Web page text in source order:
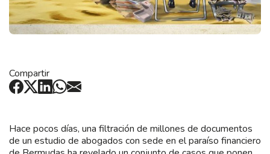
Compartir
Hace pocos días, una filtración de millones de documentos
de un estudio de abogados con sede en el paraíso financiero